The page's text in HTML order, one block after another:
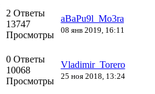
2 Ответы
13747
Просмотры
aBaPu9l_Mo3ra
08 янв 2019, 16:11
0 Ответы
10068
Просмотры
Vladimir_Torero
25 ноя 2018, 13:24